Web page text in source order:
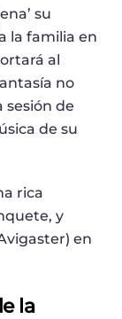
su
la familia en
al
no
sesión de
de su
rica
y
en
la